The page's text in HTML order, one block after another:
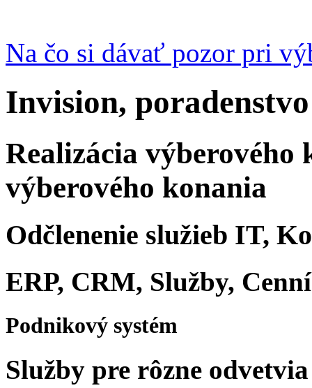
Na čo si dávať pozor pri
Invision,
Realizácia
výberového konania
Odčlenenie služieb IT,
ERP, CRM, Služby,
Podnikový systém
Služby pre rôzne odvetvia